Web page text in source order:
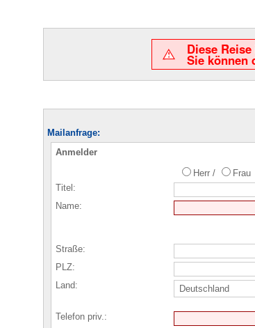
Diese
Sie können
Mailanfrage:
Anmelder
Herr /
Frau
Titel:
Name:
Straße:
PLZ:
Land:
Telefon priv.: